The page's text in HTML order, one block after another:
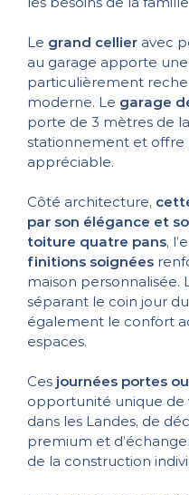
Le grand cellier avec
au garage apporte
particulièrement
moderne. Le garage
porte de 3 mètres de
stationnement et offre
appréciable.
Côté architecture,
par son élégance et
toiture quatre pans,
finitions soignées
maison personnalisée.
séparant le coin jour
également le confort
espaces.
Ces journées portes
opportunité unique de
dans les Landes, de
premium et
de la construction